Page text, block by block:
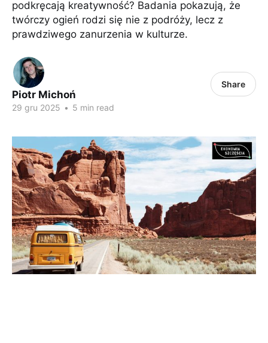
podkręcają kreatywność? Badania pokazują, że
twórczy ogień rodzi się nie z podróży, lecz z
prawdziwego zanurzenia w kulturze.
Piotr Michoń
29 gru 2025 • 5 min read
Share